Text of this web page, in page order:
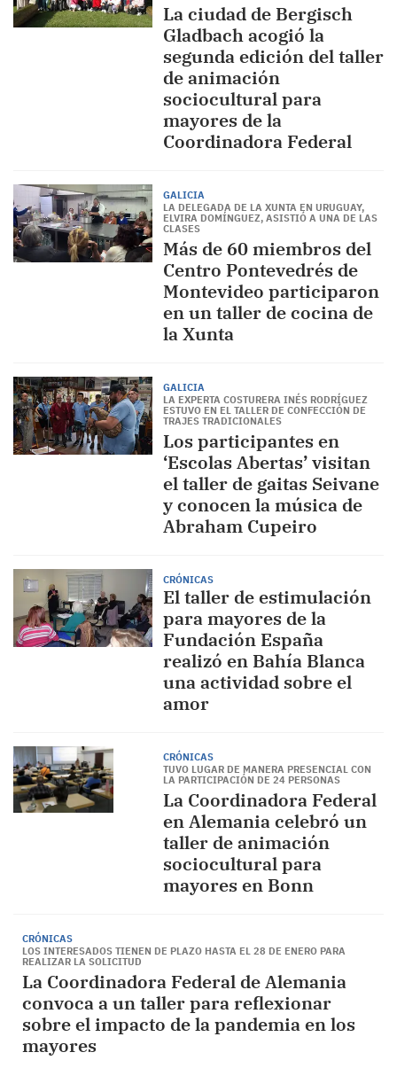
La ciudad de Bergisch
Gladbach acogió la
segunda edición del taller
de animación
sociocultural para
mayores de la
Coordinadora Federal
GALICIA
LA DELEGADA DE LA XUNTA EN URUGUAY,
ELVIRA DOMÍNGUEZ, ASISTIÓ A UNA DE LAS
CLASES
Más de 60 miembros del
Centro Pontevedrés de
Montevideo participaron
en un taller de cocina de
la Xunta
GALICIA
LA EXPERTA COSTURERA INÉS RODRÍGUEZ
ESTUVO EN EL TALLER DE CONFECCIÓN DE
TRAJES TRADICIONALES
Los participantes en
‘Escolas Abertas’ visitan
el taller de gaitas Seivane
y conocen la música de
Abraham Cupeiro
CRÓNICAS
El taller de estimulación
para mayores de la
Fundación España
realizó en Bahía Blanca
una actividad sobre el
amor
CRÓNICAS
TUVO LUGAR DE MANERA PRESENCIAL CON
LA PARTICIPACIÓN DE 24 PERSONAS
La Coordinadora Federal
en Alemania celebró un
taller de animación
sociocultural para
mayores en Bonn
CRÓNICAS
LOS INTERESADOS TIENEN DE PLAZO HASTA EL 28 DE ENERO PARA
REALIZAR LA SOLICITUD
La Coordinadora Federal de Alemania
convoca a un taller para reflexionar
sobre el impacto de la pandemia en los
mayores